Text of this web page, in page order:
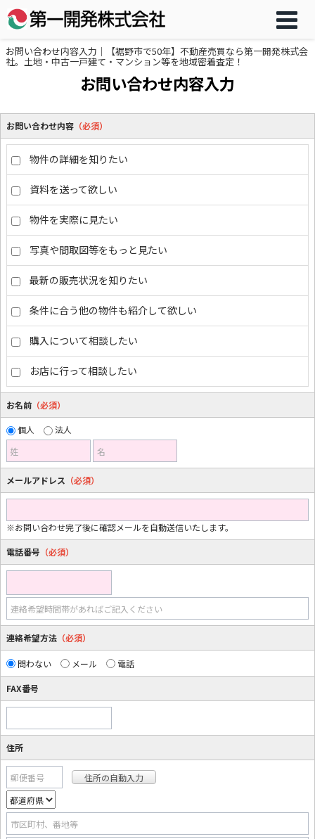
お問い合わせ内容入力｜【裾野市で50年】不動産売買なら第一開発株式会
社。土地・中古一戸建て・マンション等を地域密着査定！
お問い合わせ内容入力
お問い合わせ内容 （必須）
物件の詳細を知りたい
資料を送って欲しい
物件を実際に見たい
写真や間取図等をもっと見たい
最新の販売状況を知りたい
条件に合う他の物件も紹介して欲しい
購入について相談したい
お店に行って相談したい
お名前 （必須）
個人
法人
姓
名
メールアドレス （必須）
※お問い合わせ完了後に確認メールを自動送信いたします。
電話番号 （必須）
連絡希望時間帯があればご記入ください
連絡希望方法 （必須）
問わない メール 電話
FAX番号
住所
郵便番号
市区町村、番地等